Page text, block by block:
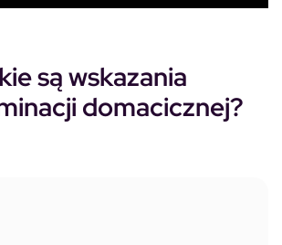
są wskazania
domacicznej?